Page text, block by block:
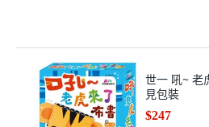
世一 吼~ 老
見包裝
$247